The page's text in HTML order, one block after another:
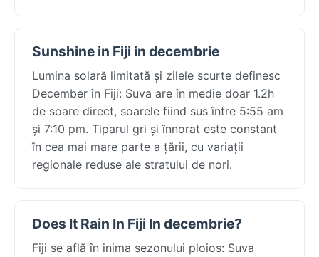
Sunshine in Fiji in decembrie
Lumina solară limitată și zilele scurte definesc
December în Fiji: Suva are în medie doar 1.2h
de soare direct, soarele fiind sus între 5:55 am
și 7:10 pm. Tiparul gri și înnorat este constant
în cea mai mare parte a țării, cu variații
regionale reduse ale stratului de nori.
Does It Rain In Fiji In decembrie?
Fiji se află în inima sezonului ploios: Suva